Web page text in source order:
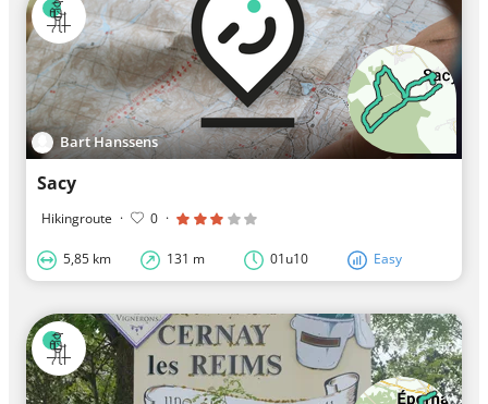
Bart Hanssens
Sacy
Hikingroute · 0 ·
5,85 km 131 m 01u10 Easy